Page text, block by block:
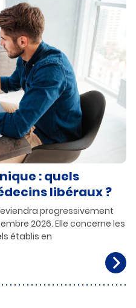
: quels
libéraux ?
progressivement
2026. Elle concerne les
établis en